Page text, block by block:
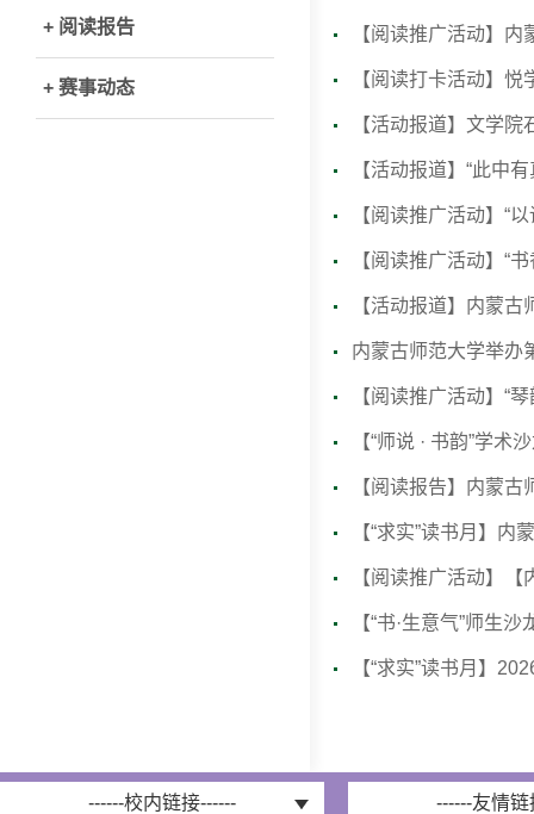
+ 阅读报告
+ 赛事动态
【阅读推广活动】
【阅读打卡活动】
【活动报道】文学院
【活动报道】“此中
【阅读推广活动】“
【阅读推广活动】“
【活动报道】内蒙
内蒙古师范大学举办
【阅读推广活动】“
【“师说 · 书韵”学
【阅读报告】内蒙
【“求实”读书月】
【阅读推广活动】
【“书·生意气”师生
【“求实”读书月】
------校内链接------ ------友情链